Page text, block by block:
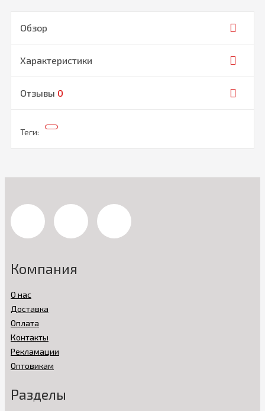
Обзор
Характеристики
Отзывы 0
Теги:
Компания
О нас
Доставка
Оплата
Контакты
Рекламации
Оптовикам
Разделы